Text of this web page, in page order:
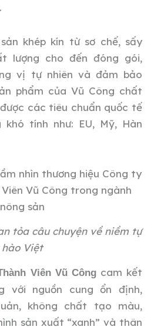
khép kín từ sơ chế, sấy
lượng cho đến đóng gói,
vị tự nhiên và đảm bảo
phẩm của Vũ Công chất
các tiêu chuẩn quốc tế
tính như: EU, Mỹ, Hàn
tỏa câu chuyện về niềm tự
hào Việt
Viên Vũ Côngcam kết
với nguồn cung ổn định,
không chất tạo màu,
sản xuất “xanh” và thân